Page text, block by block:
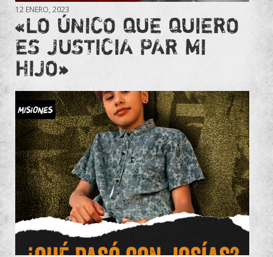
12 ENERO, 2023
«LO ÚNICO QUE QUIERO
ES JUSTICIA PAR MI
HIJO»
MISIONES